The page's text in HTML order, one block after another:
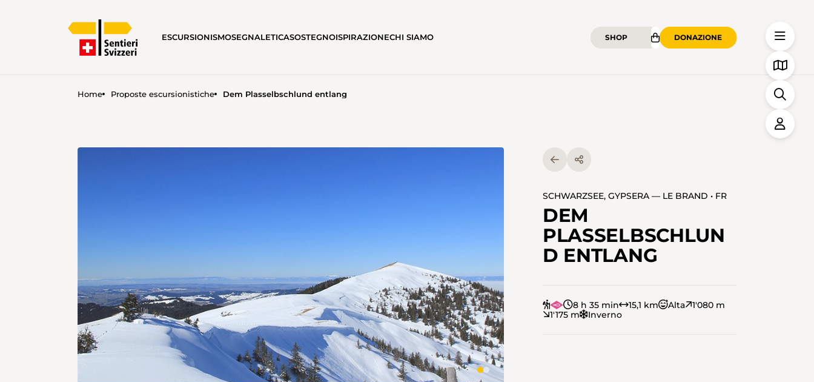
ESCURSIONISMOSEGNALETICASOSTEGNOISPIRAZIONECHI SIAMO SHOP DONAZIONE
Home Proposte escursionistiche Dem Plasselbschlund entlang
SCHWARZSEE, GYPSERA — LE BRAND • FR
DEM
PLASSELBSCHLUN
D ENTLANG
8 h 35 min 15,1 km Alta
1'080 m
1'175 m
Inverno